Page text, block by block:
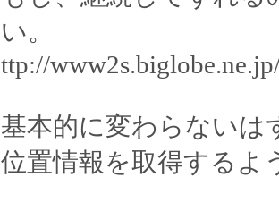
い。
ttp://
基本的に変わらないは
位置情報を取得するよ